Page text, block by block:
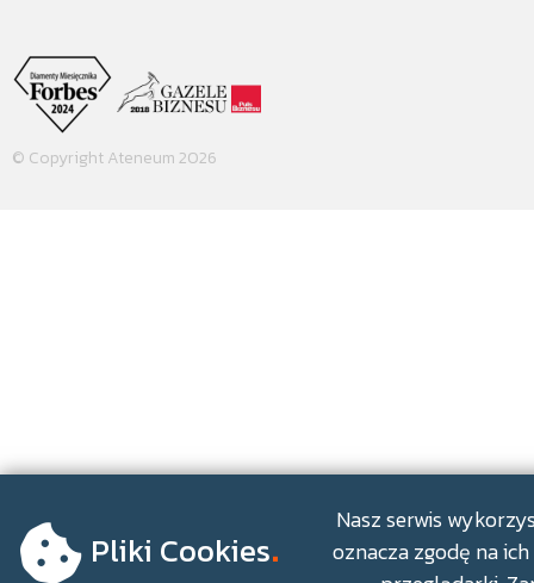
© Copyright Ateneum 2026
Pliki Cookies.
Nasz serwis
oznacza zgodę na